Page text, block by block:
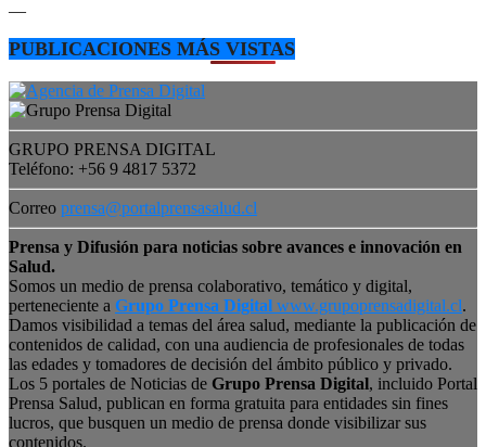
—
PUBLICACIONES MÁS VISTAS
GRUPO PRENSA DIGITAL
Teléfono: +56 9 4817 5372
Correo prensa@portalprensasalud.cl
Prensa y Difusión para noticias sobre avances e innovación en
Salud.
Somos un medio de prensa colaborativo, temático y digital,
perteneciente a Grupo Prensa Digital www.grupoprensadigital.cl.
Damos visibilidad a temas del área salud, mediante la publicación de
contenidos de calidad, con una audiencia de profesionales de todas
las edades y tomadores de decisión del ámbito público y privado.
Los 5 portales de Noticias de Grupo Prensa Digital, incluido Portal
Prensa Salud, publican en forma gratuita para entidades sin fines
lucros, que busquen un medio de prensa donde visibilizar sus
contenidos.